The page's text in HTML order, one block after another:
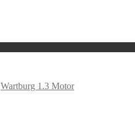
Wartburg 1.3 Motor